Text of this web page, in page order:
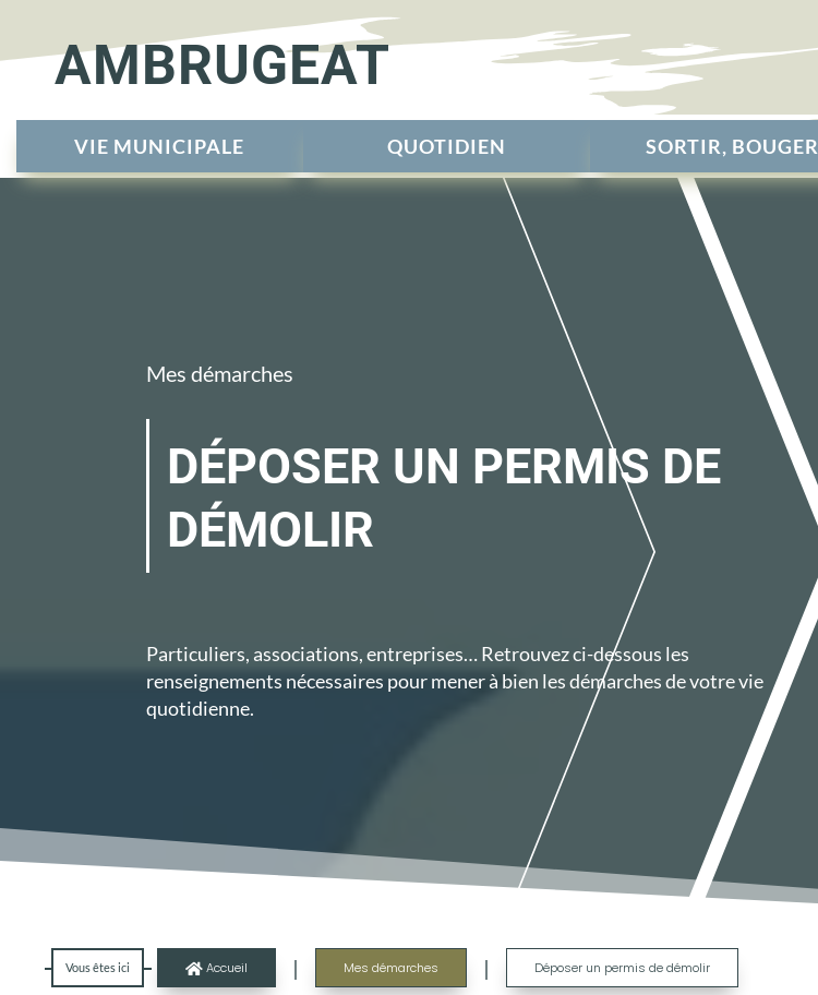
AMBRUGEAT
VIE MUNICIPALE QUOTIDIEN SORTIR, BOUGER
Mes démarches
DÉPOSER UN PERMIS DE
DÉMOLIR
Particuliers, associations, entreprises… Retrouvez ci-dessous les
renseignements nécessaires pour mener à bien les démarches de votre vie
quotidienne.
Vous êtes ici  Accueil | Mes démarches | Déposer un permis de démolir